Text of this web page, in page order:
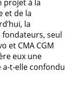
projet à la
et de la
la
fondateurs, seul
et CMA CGM
eux une
a-t-elle confondu